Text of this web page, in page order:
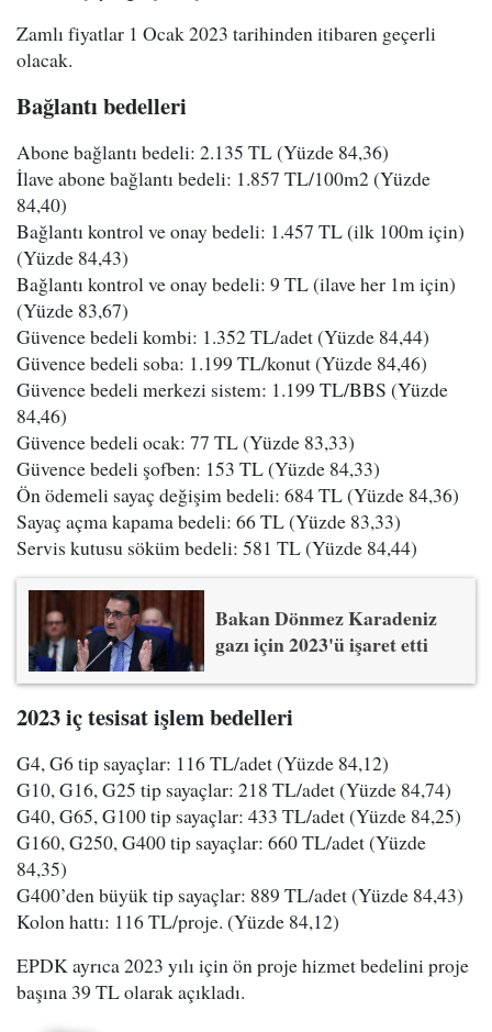
Zamlı fiyatlar 1 Ocak 2023 tarihinden itibaren geçerli
olacak.
Bağlantı bedelleri
Abone bağlantı bedeli: 2.135 TL (Yüzde 84,36)
İlave abone bağlantı bedeli: 1.857 TL/100m2 (Yüzde
84,40)
Bağlantı kontrol ve onay bedeli: 1.457 TL (ilk 100m için)
(Yüzde 84,43)
Bağlantı kontrol ve onay bedeli: 9 TL (ilave her 1m için)
(Yüzde 83,67)
Güvence bedeli kombi: 1.352 TL/adet (Yüzde 84,44)
Güvence bedeli soba: 1.199 TL/konut (Yüzde 84,46)
Güvence bedeli merkezi sistem: 1.199 TL/BBS (Yüzde
84,46)
Güvence bedeli ocak: 77 TL (Yüzde 83,33)
Güvence bedeli şofben: 153 TL (Yüzde 84,33)
Ön ödemeli sayaç değişim bedeli: 684 TL (Yüzde 84,36)
Sayaç açma kapama bedeli: 66 TL (Yüzde 83,33)
Servis kutusu söküm bedeli: 581 TL (Yüzde 84,44)
Bakan Dönmez Karadeniz
gazı için 2023'ü işaret etti
2023 iç tesisat işlem bedelleri
G4, G6 tip sayaçlar: 116 TL/adet (Yüzde 84,12)
G10, G16, G25 tip sayaçlar: 218 TL/adet (Yüzde 84,74)
G40, G65, G100 tip sayaçlar: 433 TL/adet (Yüzde 84,25)
G160, G250, G400 tip sayaçlar: 660 TL/adet (Yüzde
84,35)
G400’den büyük tip sayaçlar: 889 TL/adet (Yüzde 84,43)
Kolon hattı: 116 TL/proje. (Yüzde 84,12)
EPDK ayrıca 2023 yılı için ön proje hizmet bedelini proje
başına 39 TL olarak açıkladı.